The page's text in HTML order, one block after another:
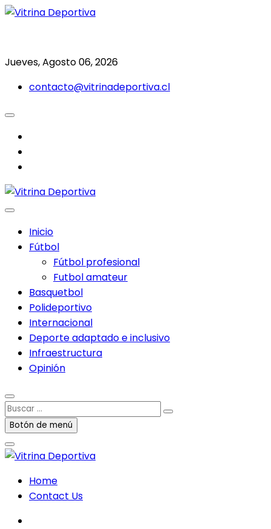
Saltar
Jueves, Agosto 06, 2026
contacto@vitrinadeportiva.cl
Inicio
Fútbol
Fútbol profesional
Futbol amateur
Basquetbol
Polideportivo
Internacional
Deporte adaptado e inclusivo
Infraestructura
Opinión
Buscar
…Botón de menú
Home
Contact Us